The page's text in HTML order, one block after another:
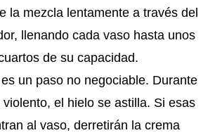
la mezcla lentamente a través del
llenando cada vaso hasta unos
de su capacidad.
un paso no negociable. Durante
el hielo se astilla. Si esas
al vaso, derretirán la crema